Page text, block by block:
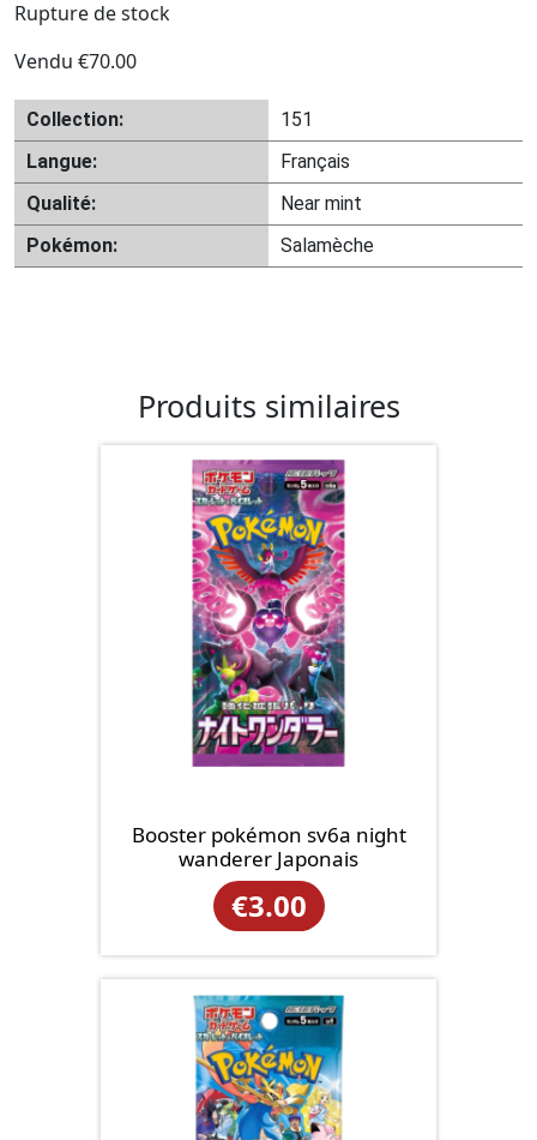
Rupture de stock
Vendu €70.00
Collection:
151
Langue:
Français
Qualité:
Near mint
Pokémon:
Salamèche
Produits similaires
Booster pokémon sv6a night
wanderer Japonais
€3.00